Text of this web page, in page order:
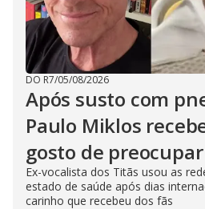
DO R7/05/08/2026
Após susto com
Paulo Miklos
gosto de preocupar
Ex-vocalista dos Titãs usou as
estado de saúde após dias
carinho que recebeu dos fãs